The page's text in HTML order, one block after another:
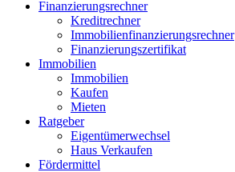
Finanzierungsrechner
Kreditrechner
Immobilienfinanzierungsrechner
Finanzierungszertifikat
Immobilien
Immobilien
Kaufen
Mieten
Ratgeber
Eigentümerwechsel
Haus Verkaufen
Fördermittel